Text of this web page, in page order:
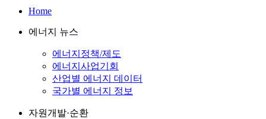
Home
에너지 뉴스
에너지정책/제도
에너지사업기회
산업별 에너지 데이터
국가별 에너지 정보
자원개발·순환